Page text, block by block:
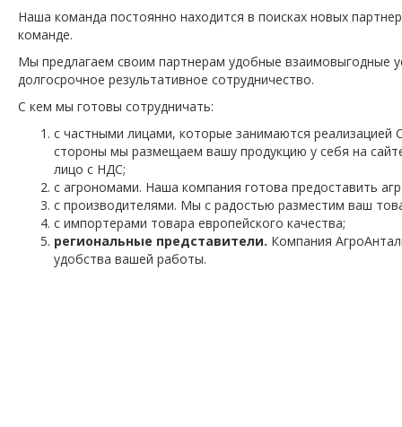
Наша команда постоянно находится в поисках новых
команде.
Мы предлагаем своим партнерам удобные взаимовыгодные
долгосрочное результативное сотрудничество.
С кем мы готовы сотрудничать:
с частными лицами, которые занимаются
стороны мы размещаем вашу продукцию у себя на
лицо с НДС;
с агрономами. Наша компания готова предоставить
с производителями. Мы с радостью разместим ваш
с импортерами товара европейского качества;
региональные представители. Компания
удобства вашей работы.